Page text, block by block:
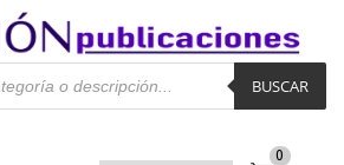
0
BUSCAR